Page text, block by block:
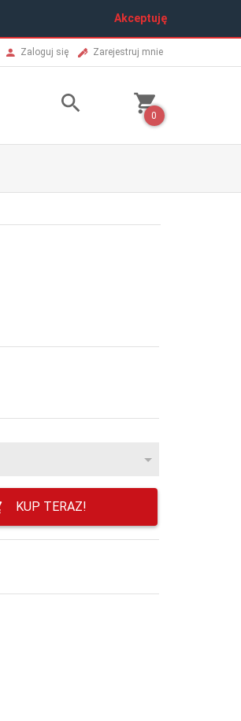
Akceptuję
Zaloguj się Zarejestruj mnie
0
KUP TERAZ!